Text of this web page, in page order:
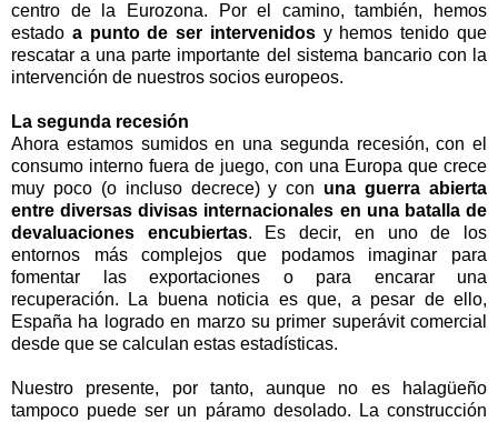
centro de la Eurozona. Por el camino, también, hemos
estado a punto de ser intervenidos y hemos tenido que
rescatar a una parte importante del sistema bancario con la
intervención de nuestros socios europeos.
La segunda recesión
Ahora estamos sumidos en una segunda recesión, con el
consumo interno fuera de juego, con una Europa que crece
muy poco (o incluso decrece) y con una guerra abierta
entre diversas divisas internacionales en una batalla de
devaluaciones encubiertas. Es decir, en uno de los
entornos más complejos que podamos imaginar para
fomentar las exportaciones o para encarar una
recuperación. La buena noticia es que, a pesar de ello,
España ha logrado en marzo su primer superávit comercial
desde que se calculan estas estadísticas.
Nuestro presente, por tanto, aunque no es halagüeño
tampoco puede ser un páramo desolado. La construcción